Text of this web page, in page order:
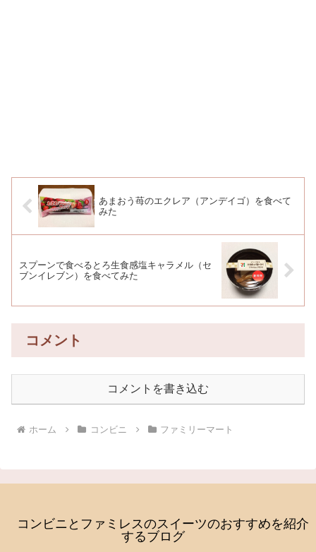
あまおう苺のエクレア（アンデイゴ）を食べて
みた
スプーンで食べるとろ生食感塩キャラメル（セ
ブンイレブン）を食べてみた
コメント
コメントを書き込む
ホーム コンビニ ファミリーマート
コンビニとファミレスのスイーツのおすすめを紹介
するブログ